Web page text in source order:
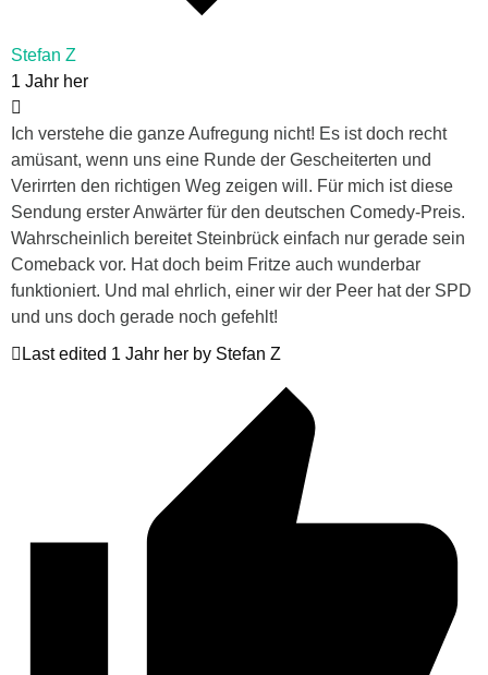
Stefan Z
1 Jahr her
Ich verstehe die ganze Aufregung nicht! Es ist doch recht
amüsant, wenn uns eine Runde der Gescheiterten und
Verirrten den richtigen Weg zeigen will. Für mich ist diese
Sendung erster Anwärter für den deutschen Comedy-Preis.
Wahrscheinlich bereitet Steinbrück einfach nur gerade sein
Comeback vor. Hat doch beim Fritze auch wunderbar
funktioniert. Und mal ehrlich, einer wir der Peer hat der SPD
und uns doch gerade noch gefehlt!
Last edited 1 Jahr her by Stefan Z